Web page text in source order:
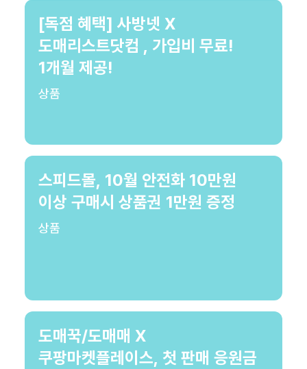
[독점 혜택] 사방넷 X
도매리스트닷컴 , 가입비 무료!
1개월 제공!
상품
스피드몰, 10월 안전화 10만원
이상 구매시 상품권 1만원 증정
상품
도매꾹/도매매 X
쿠팡마켓플레이스, 첫 판매 응원금